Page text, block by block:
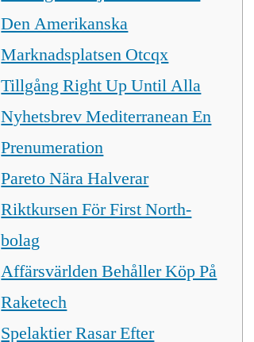
Den Amerikanska
Marknadsplatsen Otcqx
Tillgång Right Up Until Alla
Nyhetsbrev Mediterranean En
Prenumeration
Pareto Nära Halverar
Riktkursen För First North-
bolag
Affärsvärlden Behåller Köp På
Raketech
Spelaktier Rasar Efter